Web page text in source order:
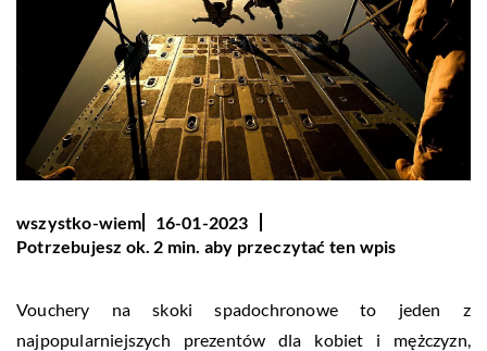
wszystko-wiem
16-01-2023
Potrzebujesz ok. 2 min. aby przeczytać ten wpis
Vouchery na skoki spadochronowe to jeden z
najpopularniejszych prezentów dla kobiet i mężczyzn,